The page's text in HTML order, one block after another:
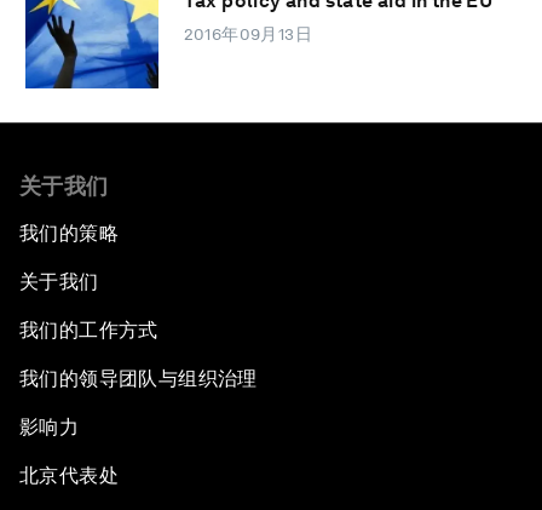
2016年09月13日
关于我们
我们的策略
关于我们
我们的工作方式
我们的领导团队与组织治理
影响力
北京代表处